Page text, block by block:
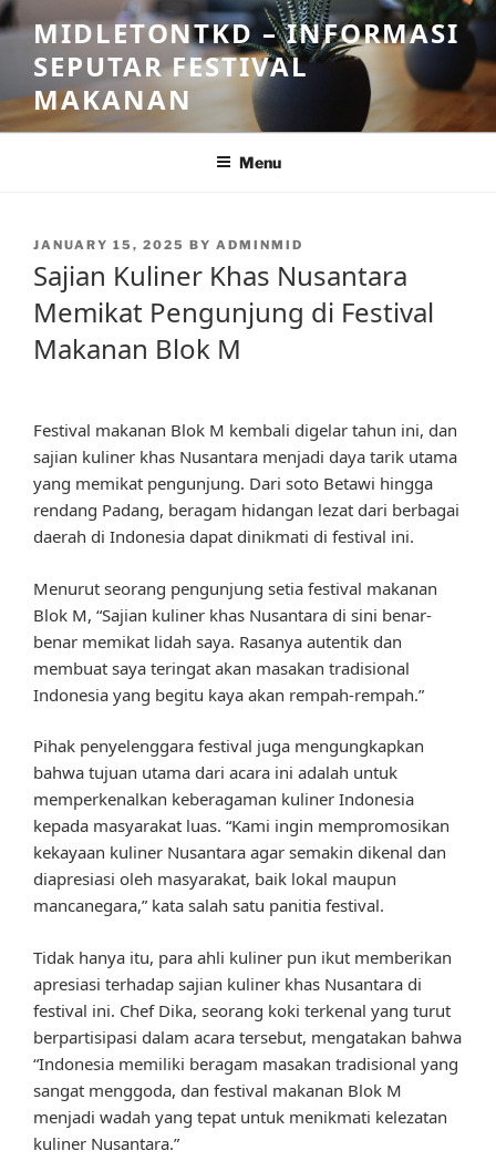
Skip
to
content
MIDLETONTKD – INFORMASI
SEPUTAR FESTIVAL
MAKANAN
Menu
POSTED
JANUARY 15, 2025 BY ADMINMID
Sajian Kuliner Khas Nusantara
Memikat Pengunjung di Festival
Makanan Blok M
Festival makanan Blok M kembali digelar tahun ini, dan
sajian kuliner khas Nusantara menjadi daya tarik utama
yang memikat pengunjung. Dari soto Betawi hingga
rendang Padang, beragam hidangan lezat dari berbagai
daerah di Indonesia dapat dinikmati di festival ini.
Menurut seorang pengunjung setia festival makanan
Blok M, “Sajian kuliner khas Nusantara di sini benar-
benar memikat lidah saya. Rasanya autentik dan
membuat saya teringat akan masakan tradisional
Indonesia yang begitu kaya akan rempah-rempah.”
Pihak penyelenggara festival juga mengungkapkan
bahwa tujuan utama dari acara ini adalah untuk
memperkenalkan keberagaman kuliner Indonesia
kepada masyarakat luas. “Kami ingin mempromosikan
kekayaan kuliner Nusantara agar semakin dikenal dan
diapresiasi oleh masyarakat, baik lokal maupun
mancanegara,” kata salah satu panitia festival.
Tidak hanya itu, para ahli kuliner pun ikut memberikan
apresiasi terhadap sajian kuliner khas Nusantara di
festival ini. Chef Dika, seorang koki terkenal yang turut
berpartisipasi dalam acara tersebut, mengatakan bahwa
“Indonesia memiliki beragam masakan tradisional yang
sangat menggoda, dan festival makanan Blok M
menjadi wadah yang tepat untuk menikmati kelezatan
kuliner Nusantara.”